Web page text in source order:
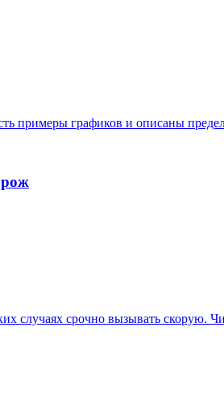
примеры графиков и описаны
рож
случаях срочно вызывать скорую.